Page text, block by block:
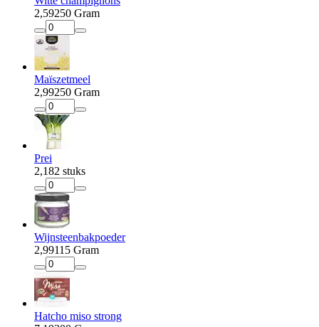
2,59250 Gram
Maïszetmeel
2,99250 Gram
Prei
2,182 stuks
Wijnsteenbakpoeder
2,99115 Gram
Hatcho miso strong